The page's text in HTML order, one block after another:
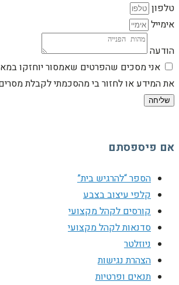
טלפון
אימייל
הודעה
אני מסכים שהפרטים שאמסור יוחזקו
את המידע או לחזור בי מהסכמתי לקבלת
שליחה
אם פיספסתם
הספר “להרגיש בית”
קלפי עיצוב בצבע
קורסים לקהל מקצועי
סדנאות לקהל מקצועי
ניוזלטר
הצהרת נגישות
תנאים ופרטיות